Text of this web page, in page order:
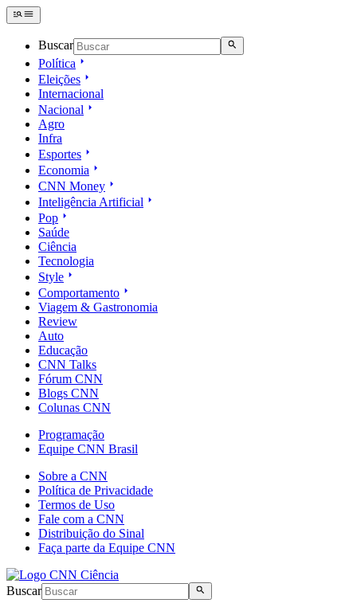
Buscar
Política
Eleições
Internacional
Nacional
Agro
Infra
Esportes
Economia
CNN Money
Inteligência Artificial
Pop
Saúde
Ciência
Tecnologia
Style
Comportamento
Viagem & Gastronomia
Review
Auto
Educação
CNN Talks
Fórum CNN
Blogs CNN
Colunas CNN
Programação
Equipe CNN Brasil
Sobre a CNN
Política de Privacidade
Termos de Uso
Fale com a CNN
Distribuição do Sinal
Faça parte da Equipe CNN
Buscar